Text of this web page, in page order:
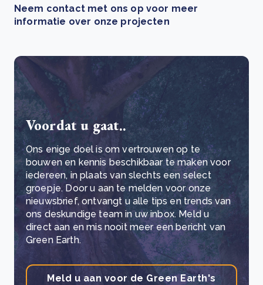
Neem contact met ons op voor meer
informatie over onze projecten
Voordat u gaat..
Ons enige doel is om vertrouwen op te
bouwen en kennis beschikbaar te maken voor
iedereen, in plaats van slechts een select
groepje. Door u aan te melden voor onze
nieuwsbrief, ontvangt u alle tips en trends van
ons deskundige team in uw inbox. Meld u
direct aan en mis nooit meer een bericht van
Green Earth.
Meld u aan voor de Green Earth's